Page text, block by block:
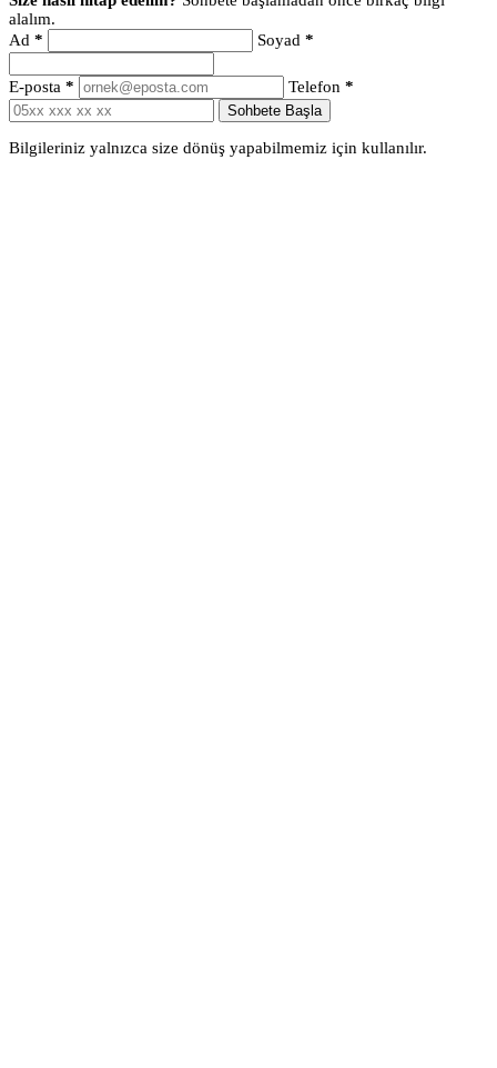
alalım.
Ad * Soyad *
E-posta * Telefon *
Sohbete Başla
Bilgileriniz yalnızca size dönüş yapabilmemiz için kullanılır.